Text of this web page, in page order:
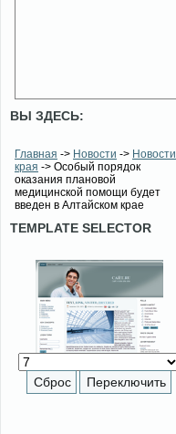
ВЫ ЗДЕСЬ:
Главная -> Новости -> Новости
края -> Особый порядок
оказания плановой
медицинской помощи будет
введен в Алтайском крае
TEMPLATE SELECTOR